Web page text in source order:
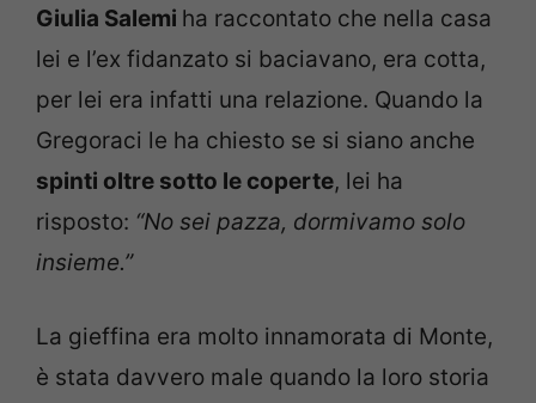
Giulia Salemi ha raccontato che nella casa
lei e l’ex fidanzato si baciavano, era cotta,
per lei era infatti una relazione. Quando la
Gregoraci le ha chiesto se si siano anche
spinti oltre sotto le coperte, lei ha
risposto: “No sei pazza, dormivamo solo
insieme.”
La gieffina era molto innamorata di Monte,
è stata davvero male quando la loro storia